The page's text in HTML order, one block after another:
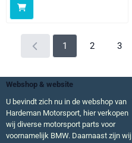
1 2 3
Webshop & website
U bevindt zich nu in de webshop van
Hardeman Motorsport, hier verkopen
wij diverse motorsport parts voor
voornamelijk BMW. Daarnaast zijn wij